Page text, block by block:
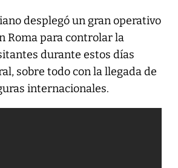
desplegó un gran operativo
Roma para controlar la
durante estos días
sobre todo con la llegada de
internacionales.